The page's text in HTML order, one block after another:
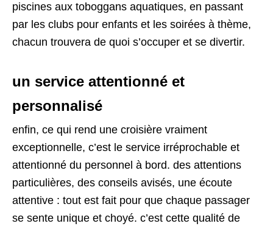
piscines aux toboggans aquatiques, en passant
par les clubs pour enfants et les soirées à thème,
chacun trouvera de quoi s’occuper et se divertir.
un service attentionné et
personnalisé
enfin, ce qui rend une croisière vraiment
exceptionnelle, c’est le service irréprochable et
attentionné du personnel à bord. des attentions
particulières, des conseils avisés, une écoute
attentive : tout est fait pour que chaque passager
se sente unique et choyé. c’est cette qualité de